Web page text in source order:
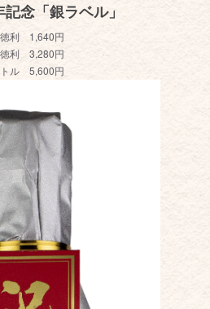
念「銀ラベル」
利 1,640円
利 3,280円
ル 5,600円